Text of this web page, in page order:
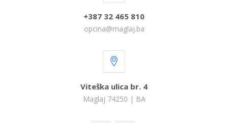
+387 32 465 810
opcina@maglaj.ba
Viteška ulica br. 4
Maglaj 74250 | BA